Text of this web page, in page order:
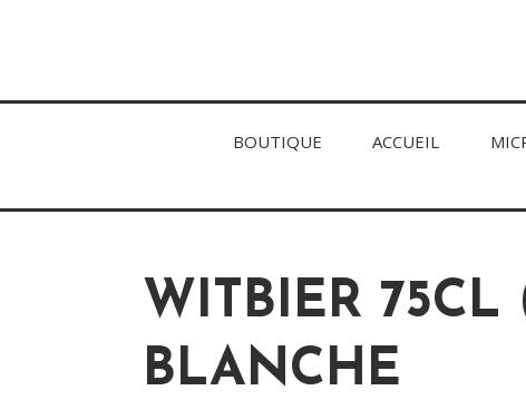
BOUTIQUE ACCUEIL
WITBIER 75CL
BLANCHE